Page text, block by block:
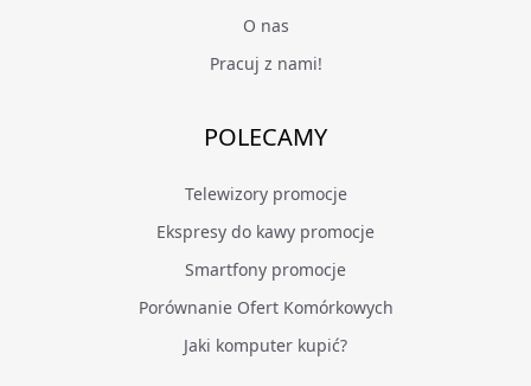
O nas
Pracuj z nami!
POLECAMY
Telewizory promocje
Ekspresy do kawy promocje
Smartfony promocje
Porównanie Ofert Komórkowych
Jaki komputer kupić?